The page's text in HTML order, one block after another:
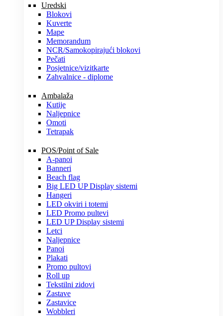
Uredski
Blokovi
Kuverte
Mape
Memorandum
NCR/Samokopirajući blokovi
Pečati
Posjetnice/vizitkarte
Zahvalnice - diplome
Ambalaža
Kutije
Naljepnice
Omoti
Tetrapak
POS/Point of Sale
A-panoi
Banneri
Beach flag
Big LED UP Display sistemi
Hangeri
LED okviri i totemi
LED Promo pultevi
LED UP Display sistemi
Letci
Naljepnice
Panoi
Plakati
Promo pultovi
Roll up
Tekstilni zidovi
Zastave
Zastavice
Wobbleri